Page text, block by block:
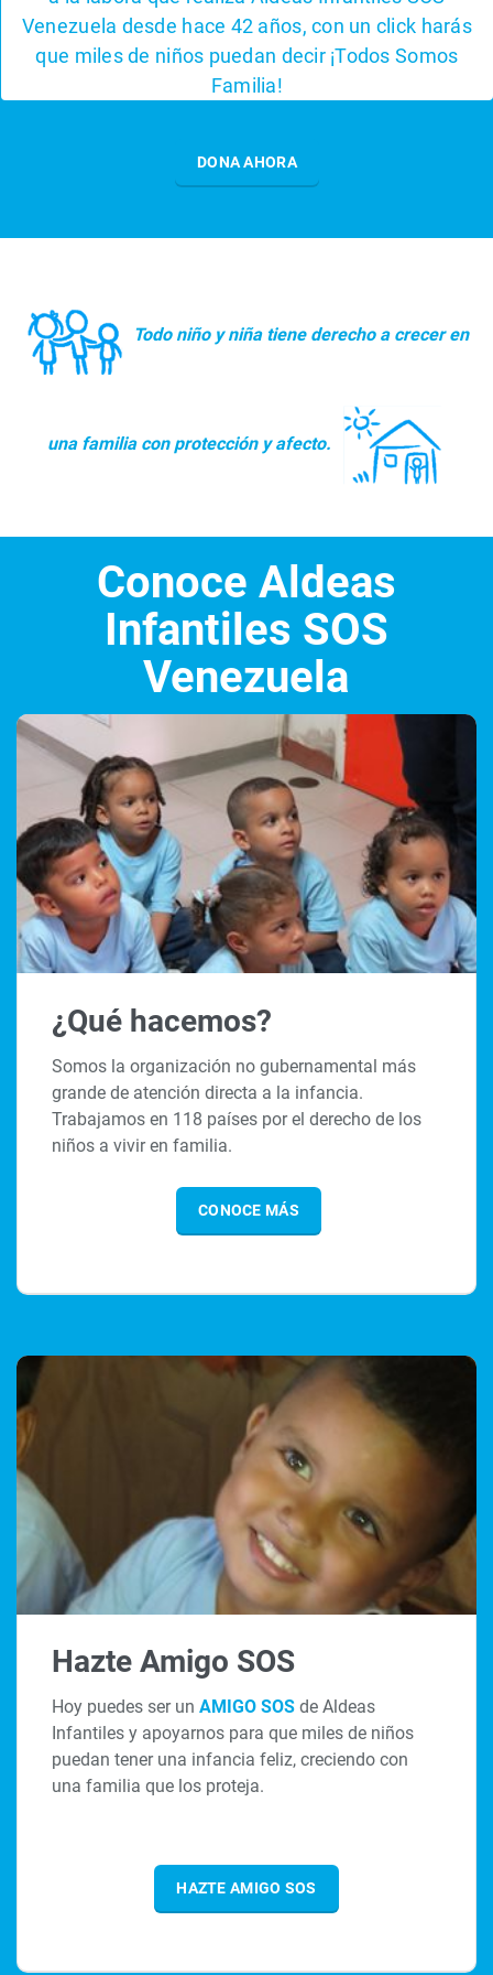
Venezuela desde hace 42 años, con un click harás
que miles de niños puedan decir ¡Todos Somos
Familia!
DONA AHORA
El pasado 26 de abril se inauguró la nueva sede del
Centro Social de Petare de Aldeas Infantiles SOS
Venezuela, gracias al apoyo de nuestros Amigos
SOS, aliados, en especial de Fundación Plaza´s.
DONA AHORA
¡Tu puedes ayudar a cambiar esto!
Con su apoyo más niños y niñas pueden contar con
una familia que los quiera y proteja, así como
construir un presente y futuro mejor.
Todo niño y niña tiene derecho a crecer en
una familia con protección y afecto.
Conoce Aldeas
Infantiles SOS
Venezuela
¿Qué hacemos?
Somos la organización no gubernamental más
grande de atención directa a la infancia.
Trabajamos en 118 países por el derecho de los
niños a vivir en familia.
CONOCE MÁS
Hazte Amigo SOS
Hoy puedes ser unAMIGO SOS de Aldeas
Infantiles y apoyarnos para que miles de niños
puedan tener una infancia feliz, creciendo con
una familia que los proteja.
HAZTE AMIGO SOS